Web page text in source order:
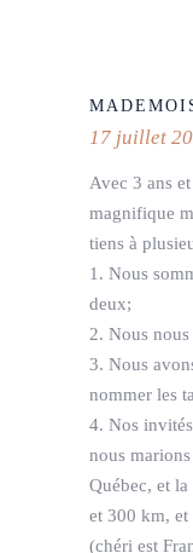
17 juillet
Avec 3 ans
magnifique
tiens à
1. Nous
deux;
2. Nous
3. Nous
nommer les
4. Nos
nous
Québec, et
et 300 km, et
(chéri est